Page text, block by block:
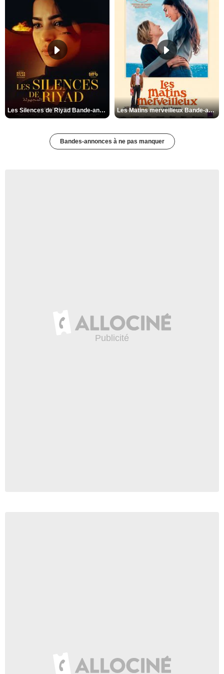
Les Silences de Riyad Bande-annonce VO STFR Les Matins merveilleux Bande-annonce VF
Bandes-annonces à ne pas manquer